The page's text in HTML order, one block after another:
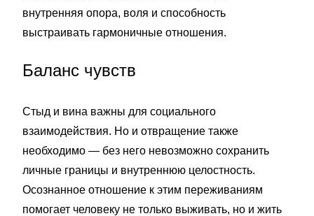
внутренняя опора, воля и способность
выстраивать гармоничные отношения.
Баланс чувств
Стыд и вина важны для социального
взаимодействия. Но и отвращение также
необходимо — без него невозможно сохранить
личные границы и внутреннюю целостность.
Осознанное отношение к этим переживаниям
помогает человеку не только выживать, но и жить